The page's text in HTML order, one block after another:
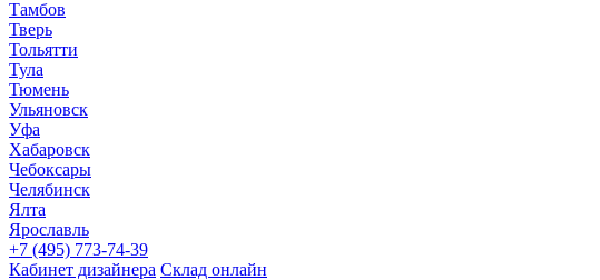
Тамбов
Тверь
Тольятти
Тула
Тюмень
Ульяновск
Уфа
Хабаровск
Чебоксары
Челябинск
Ялта
Ярославль
+7 (495) 773-74-39
Кабинет дизайнера Склад онлайн